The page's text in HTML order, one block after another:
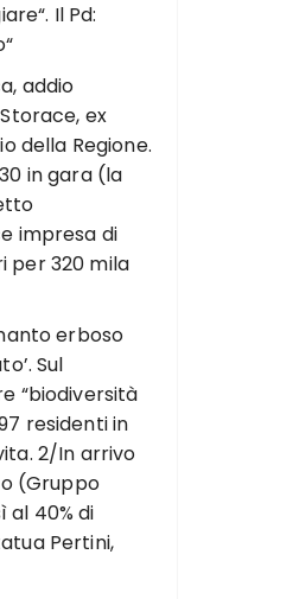
Il Pd:
addio
ex
della Regione.
in gara (la
impresa di
per 320 mila
erboso
Sul
“biodiversità
residenti in
2/In arrivo
(Gruppo
al 40% di
Pertini,